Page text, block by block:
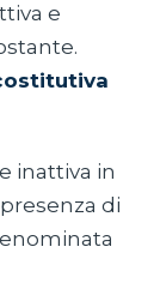
e
inattiva in
di